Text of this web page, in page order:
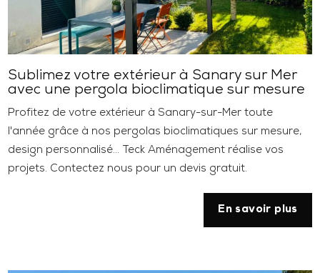
Sublimez votre extérieur à Sanary sur Mer
avec une pergola bioclimatique sur mesure
Profitez de votre extérieur à Sanary-sur-Mer toute
l'année grâce à nos pergolas bioclimatiques sur mesure,
design personnalisé... Teck Aménagement réalise vos
projets. Contectez nous pour un devis gratuit.
En savoir plus